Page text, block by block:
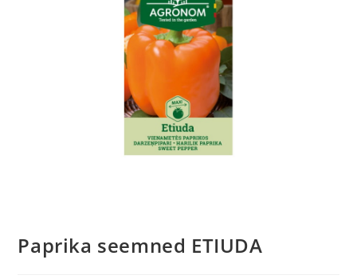
Paprika seemned ETIUDA